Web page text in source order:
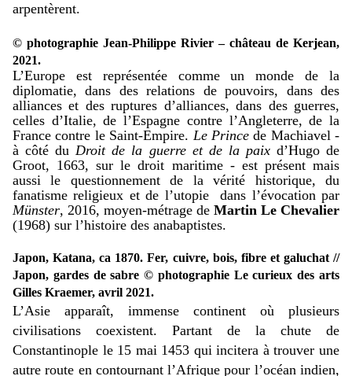
arpentèrent.
© photographie Jean-Philippe Rivier – château de Kerjean,
2021.
L’Europe est représentée comme un monde de la
diplomatie, dans des relations de pouvoirs, dans des
alliances et des ruptures d’alliances, dans des guerres,
celles d’Italie, de l’Espagne contre l’Angleterre, de la
France contre le Saint-Empire. Le Princede Machiavel -
à côté duDroit de la guerre et de la paixd’Hugo de
Groot, 1663, sur le droit maritime - est présent mais
aussi le questionnement de la vérité historique, du
fanatisme religieux et de l’utopie dans l’évocation par
Münster, 2016, moyen-métrage de Martin Le Chevalier
(1968) sur l’histoire des anabaptistes.
Japon, Katana, ca 1870. Fer, cuivre, bois, fibre et galuchat //
Japon, gardes de sabre © photographie Le curieux des arts
Gilles Kraemer, avril 2021.
L’Asie apparaît, immense continent où plusieurs
civilisations coexistent. Partant de la chute de
Constantinople le 15 mai 1453 qui incitera à trouver une
autre route en contournant l’Afrique pour l’océan indien,